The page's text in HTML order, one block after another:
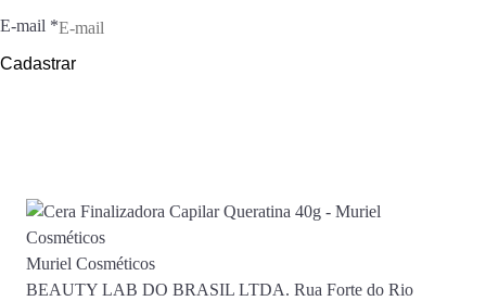
E-mail *
Cadastrar
Muriel Cosméticos
BEAUTY LAB DO BRASIL LTDA. Rua Forte do Rio